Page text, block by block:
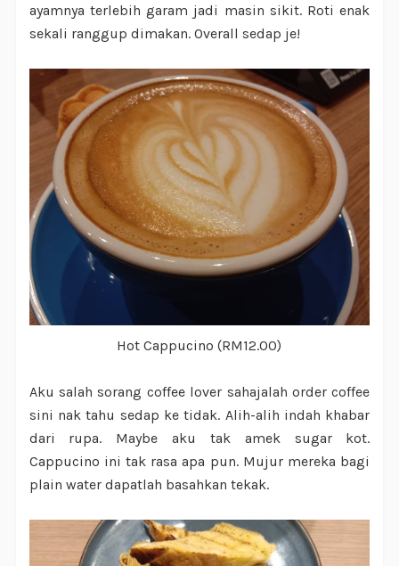
ayamnya terlebih garam jadi masin sikit. Roti enak
sekali ranggup dimakan. Overall sedap je!
Hot Cappucino (RM12.00)
Aku salah sorang coffee lover sahajalah order coffee
sini nak tahu sedap ke tidak. Alih-alih indah khabar
dari rupa. Maybe aku tak amek sugar kot.
Cappucino ini tak rasa apa pun. Mujur mereka bagi
plain water dapatlah basahkan tekak.